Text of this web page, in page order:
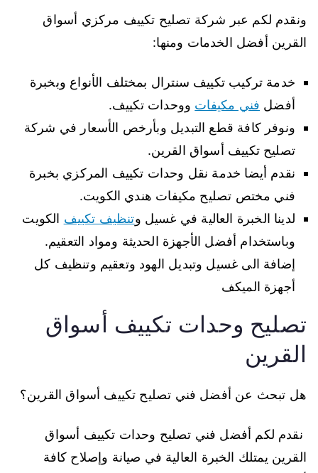
ونقدم لكم عبر شركة تصليح تكييف مركزي أسواق
القرين أفضل الخدمات ومنها:
خدمة تركيب تكييف سنترال بمختلف الأنواع وبخبرة
أفضل فني مكيفات ووحدات تكييف.
ونوفر كافة قطع التبديل وبأرخص الأسعار في شركة
تصليح تكييف أسواق القرين.
نقدم أيضا خدمة نقل وحدات تكييف المركزي بخبرة
فني مختص تصليح مكيفات هندي الكويت.
لدينا الخبرة العالية في غسيل وتنظيف تكييف الكويت
وباستخدام أفضل الأجهزة الحديثة ومواد التعقيم.
إضافة الى غسيل وتبديل الهود وتعقيم وتنظيف كل
أجهزة الميكف
تصليح وحدات تكييف أسواق
القرين
هل تبحث عن أفضل فني تصليح تكييف أسواق القرين؟
نقدم لكم أفضل فني تصليح وحدات تكييف أسواق
القرين يمتلك الخبرة العالية في صيانة وإصلاح كافة